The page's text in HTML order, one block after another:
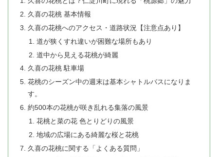
久喜の花桃 基本情報
久喜の花桃へのアクセス・道路状況【注意点あり】
道が狭くすれ違いが困難な場所もあり
道中から見える花桃が綺麗
久喜の花桃 駐車場
花桃のシーズン中の週末は基本シャトルバスになりま
す。
約500本の花桃が咲き乱れる集落の風景
花桃と菜の花 色とりどりの風景
地域の広場にある綺麗な桜と花桃
久喜の花桃に関する「よくある質問」